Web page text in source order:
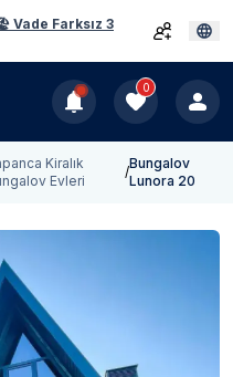
Vade Farksız 3
0
Kiralık
Evleri
/
Bungalov
Lunora 20